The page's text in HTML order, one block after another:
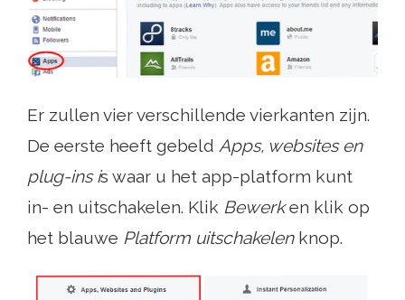
Er zullen vier verschillende vierkanten zijn.
De eerste heeft gebeld Apps, websites en
plug-ins is waar u het app-platform kunt
in- en uitschakelen. Klik Bewerken klik op
het blauwe Platform uitschakelenknop.